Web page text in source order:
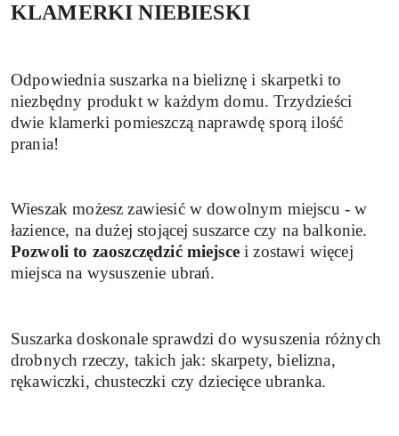
KLAMERKI NIEBIESKI
Odpowiednia suszarka na bieliznę i skarpetki to
niezbędny produkt w każdym domu. Trzydzieści
dwie klamerki pomieszczą naprawdę sporą ilość
prania!
Wieszak możesz zawiesić w dowolnym miejscu - w
łazience, na dużej stojącej suszarce czy na balkonie.
Pozwoli to zaoszczędzić miejscei zostawi więcej
miejsca na wysuszenie ubrań.
Suszarka doskonale sprawdzi do wysuszenia różnych
drobnych rzeczy, takich jak: skarpety, bielizna,
rękawiczki, chusteczki czy dziecięce ubranka.